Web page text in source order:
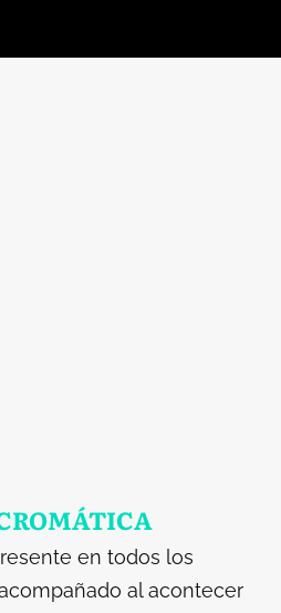
en todos los
al acontecer